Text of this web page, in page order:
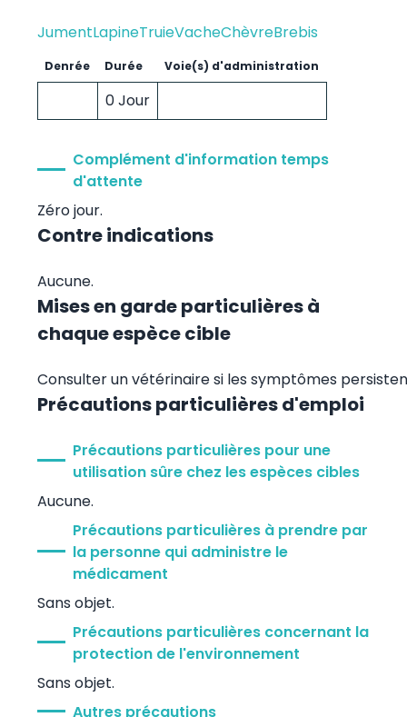
JumentLapineTruieVacheChèvreBrebis
Denrée Durée Voie(s) d'administration
0 Jour
Complément d'information temps
d'attente
Zéro jour.
Contre indications
Aucune.
Mises en garde particulières à
chaque espèce cible
Consulter un vétérinaire si les symptômes
Précautions particulières d'emploi
Précautions particulières pour une
utilisation sûre chez les espèces cibles
Aucune.
Précautions particulières à prendre par
la personne qui administre le
médicament
Sans objet.
Précautions particulières concernant la
protection de l'environnement
Sans objet.
Autres précautions